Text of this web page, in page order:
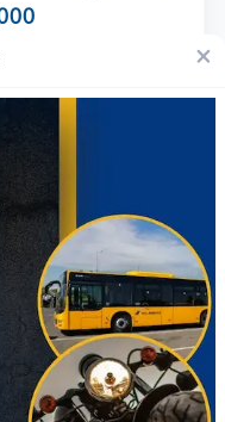
×
Metropolitana
Inalámbrico